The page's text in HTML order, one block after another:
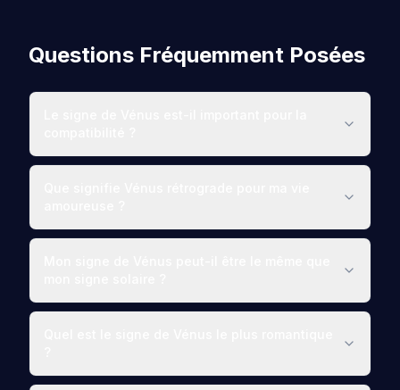
Questions Fréquemment Posées